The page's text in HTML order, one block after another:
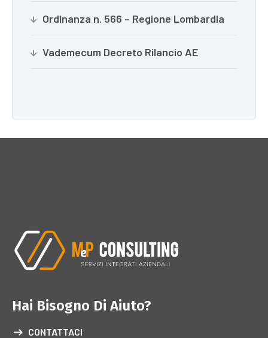
Ordinanza n. 566 – Regione Lombardia
Vademecum Decreto Rilancio AE
Hai Bisogno Di Aiuto?
CONTATTACI